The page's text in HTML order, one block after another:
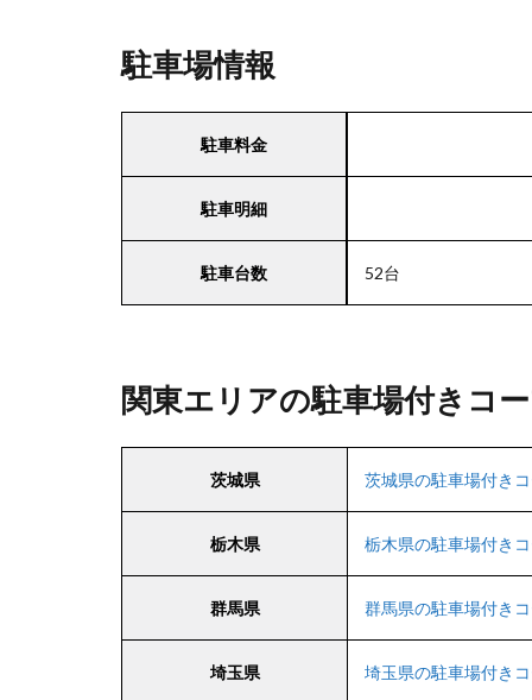
駐車場情報
駐車料金
駐車明細
駐車台数 52台
関東エリアの駐車場付きコ
茨城県 茨城県の駐車場付き
栃木県 栃木県の駐車場付き
群馬県 群馬県の駐車場付き
埼玉県 埼玉県の駐車場付き